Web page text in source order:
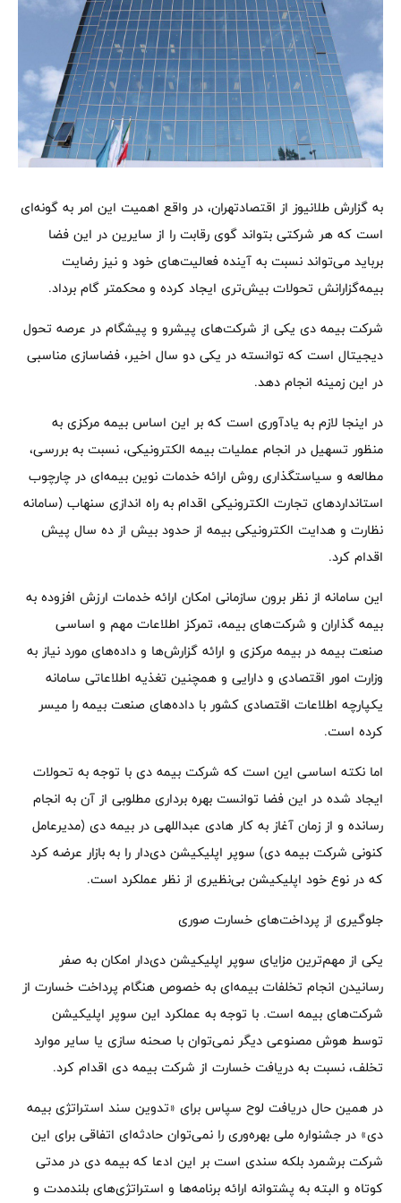
به گزارش طلانیوز از اقتصادتهران، در واقع اهمیت این امر به گونه‌ای
است که هر شرکتی بتواند گوی رقابت را از سایرین در این فضا
برباید می‌تواند نسبت به آینده فعالیت‌های خود و نیز رضایت
بیمه‌گزارانش تحولات بیش‌تری ایجاد کرده و محکمتر گام برداد.
شرکت بیمه دی یکی از شرکت‌های پیشرو و پیشگام در عرصه تحول
دیجیتال است که توانسته در یکی دو سال اخیر، فضاسازی مناسبی
در این زمینه انجام دهد.
در اینجا لازم به یادآوری است که بر این اساس بیمه مرکزی به
منظور تسهیل در انجام عملیات بیمه الکترونیکی، نسبت به بررسی،
مطالعه و سیاستگذاری روش ارائه خدمات نوین بیمه‌ای در چارچوب
استانداردهای تجارت الکترونیکی اقدام به راه اندازی سنهاب (سامانه
نظارت و هدایت الکترونیکی بیمه از حدود بیش از ده سال پیش
اقدام کرد.
این سامانه از نظر برون سازمانی امکان ارائه خدمات ارزش افزوده به
بیمه گذاران و شرکت‌های بیمه، تمرکز اطلاعات مهم و اساسی
صنعت بیمه در بیمه مرکزی و ارائه گزارش‌ها و داده‌های مورد نیاز به
وزارت امور اقتصادی و دارایی و همچنین تغذیه اطلاعاتی سامانه
یکپارچه اطلاعات اقتصادی کشور با داده‌های صنعت بیمه را میسر
کرده است.
اما نکته اساسی این است که شرکت بیمه دی با توجه به تحولات
ایجاد شده در این فضا توانست بهره برداری مطلوبی از آن به انجام
رسانده و از زمان آغاز به کار هادی عبداللهی در بیمه دی (مدیرعامل
کنونی شرکت بیمه دی) سوپر اپلیکیشن دی‌دار را به بازار عرضه کرد
که در نوع خود اپلیکیشن بی‌نظیری از نظر عملکرد است.
جلوگیری از پرداخت‌های خسارت صوری
یکی از مهم‌ترین مزایای سوپر اپلیکیشن دی‌دار امکان به صفر
رسانیدن انجام تخلفات بیمه‌ای به خصوص هنگام پرداخت خسارت از
شرکت‌های بیمه است. با توجه به عملکرد این سوپر اپلیکیشن
توسط هوش مصنوعی دیگر نمی‌توان با صحنه سازی یا سایر موارد
تخلف، نسبت به دریافت خسارت از شرکت‌ بیمه دی اقدام کرد.
در همین حال دریافت لوح سپاس برای «تدوین سند استراتژی بیمه
دی» در جشنواره ملی بهره‌وری را نمی‌توان حادثه‌ای اتفاقی برای این
شرکت برشمرد بلکه سندی است بر این ادعا که بیمه دی در مدتی
کوتاه و البته به پشتوانه ارائه برنامه‌ها و استراتژی‌های بلندمدت و